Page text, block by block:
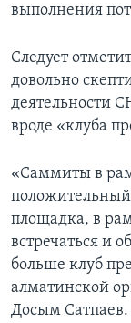
выполнения
Следует
довольно
деятельности
вроде «клуба
«Саммиты в
площадка, в
встречаться и
больше клуб
алматинской
Досым